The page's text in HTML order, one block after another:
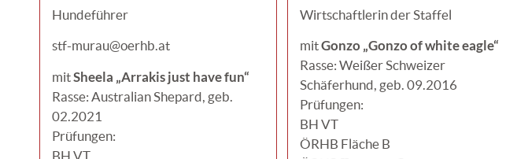
Hundeführer
stf-murau@oerhb.at
mitSheela „Arrakis just have fun“
Rasse: Australian Shepard, geb.
02.2021
Prüfungen:
BH VT
Wirtschaftlerin der Staffel
mitGonzo „Gonzo of white eagle“
Rasse: Weißer Schweizer
Schäferhund, geb. 09.2016
Prüfungen:
BH VT
ÖRHB Fläche B